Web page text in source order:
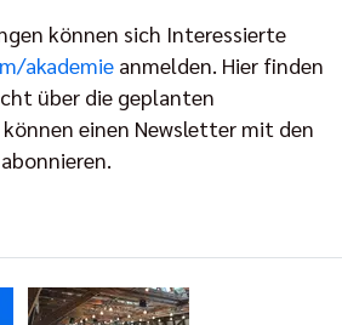
können sich Interessierte
akademie anmelden. Hier finden
über die geplanten
einen Newsletter mit den